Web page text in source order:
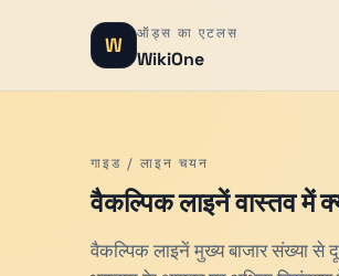
W ऑड्स का एटलस
WikiOne
गाइड / लाइन चयन
वैकल्पिक लाइनें वास्तव में
वैकल्पिक लाइनें मुख्य बाजार संख्या